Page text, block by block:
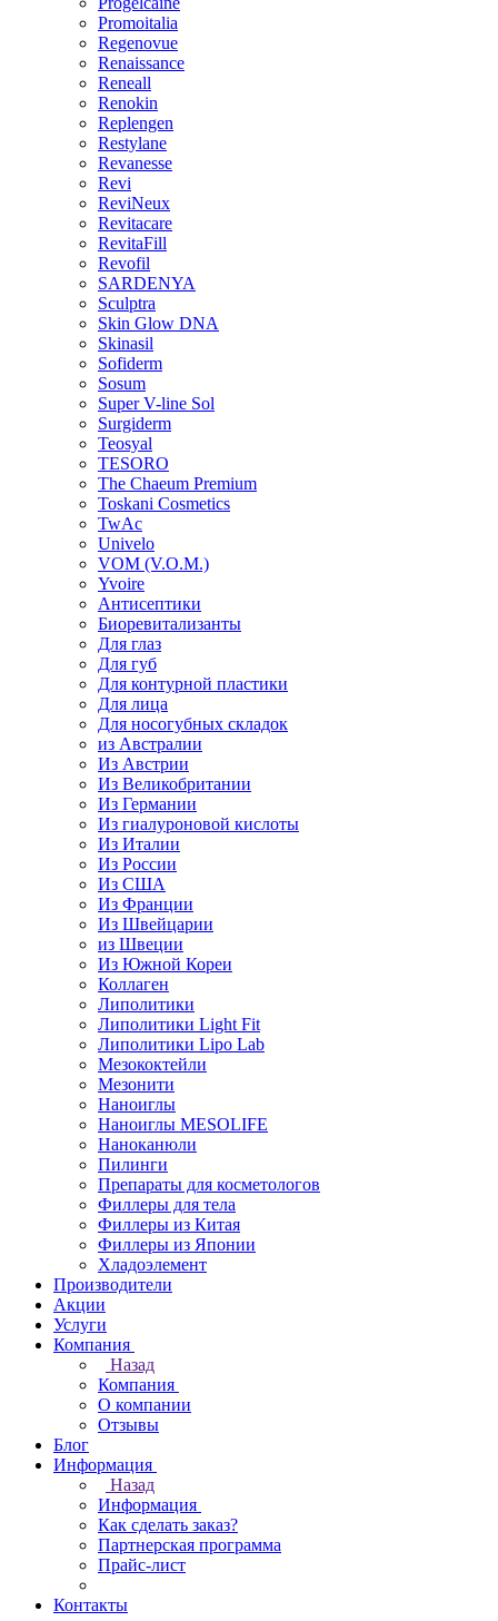
Promoitalia
Regenovue
Renaissance
Reneall
Renokin
Replengen
Restylane
Revanesse
Revi
ReviNeux
Revitacare
RevitaFill
Revofil
SARDENYA
Sculptra
Skin Glow DNA
Skinasil
Sofiderm
Sosum
Super V-line Sol
Surgiderm
Teosyal
TESORO
The Chaeum Premium
Toskani Cosmetics
TwAc
Univelo
VOM (V.O.M.)
Yvoire
Антисептики
Биоревитализанты
Для глаз
Для губ
Для контурной пластики
Для лица
Для носогубных складок
из Австралии
Из Австрии
Из Великобритании
Из Германии
Из гиалуроновой кислоты
Из Италии
Из России
Из США
Из Франции
Из Швейцарии
из Швеции
Из Южной Кореи
Коллаген
Липолитики
Липолитики Light Fit
Липолитики Lipo Lab
Мезококтейли
Мезонити
Наноиглы
Наноиглы MESOLIFE
Наноканюли
Пилинги
Препараты для косметологов
Филлеры для тела
Филлеры из Китая
Филлеры из Японии
Хладоэлемент
Производители
Акции
Услуги
Компания
Назад
Компания
О компании
Отзывы
Блог
Информация
Назад
Информация
Как сделать заказ?
Партнерская программа
Прайс-лист
Контакты